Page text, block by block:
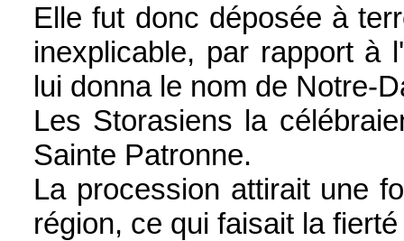
Elle fut donc déposée à
inexplicable, par rapport à
lui donna le nom de Notre-
Les Storasiens la
Sainte Patronne.
La procession attirait une
région, ce qui faisait la